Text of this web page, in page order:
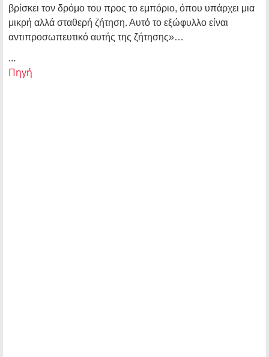
βρίσκει τον δρόμο του προς το εμπόριο, όπου υπάρχει μια
μικρή αλλά σταθερή ζήτηση. Αυτό το εξώφυλλο είναι
αντιπροσωπευτικό αυτής της ζήτησης»…
…
Πηγή